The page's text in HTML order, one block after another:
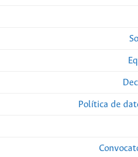
Política de